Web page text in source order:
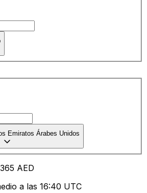
Emiratos Árabes Unidos
AED
a las 16:40 UTC